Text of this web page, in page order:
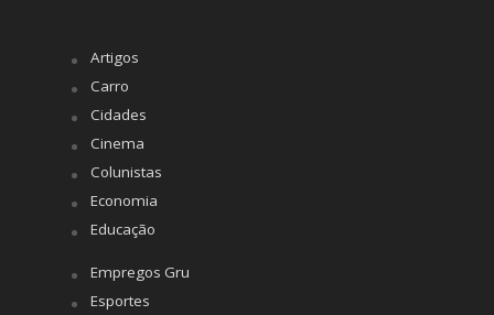
Artigos
Carro
Cidades
Cinema
Colunistas
Economia
Educação
Empregos Gru
Esportes